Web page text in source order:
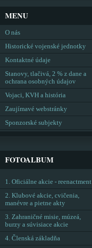
MENU
O nás
Historické vojenské jednotky
Kontaktné údaje
Stanovy, tlačivá, 2 % z dane a
ochrana osobných údajov
Vojaci, KVH a história
Zaujímavé webstránky
Sponzorské subjekty
FOTOALBUM
1. Oficiálne akcie - reenactment
2. Klubové akcie, cvičenia,
manévre a pietne akty
3. Zahraničné misie, múzeá,
burzy a súvisiace akcie
4. Členská základňa